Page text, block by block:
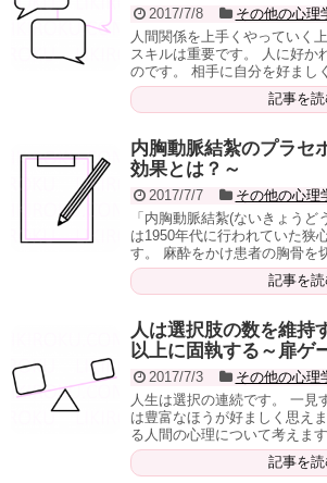
2017/7/8
その他の心理
人間関係を上手くやっていく
スキルは重要です。 人に好か
のです。 相手に自分を好まし
記事を読
内胸動脈結紮のプラセ
効果とは？～
2017/7/7
その他の心理
「内胸動脈結紮(ないきょうど
は1950年代に行われていた狭
す。 麻酔をかけ患者の胸骨を
記事を読
人は選択肢の数を維持
以上に固執する～扉ゲ
2017/7/3
その他の心理
人生は選択の連続です。 一見
は豊富なほうが好ましく思え
る人間の心理について考えま
記事を読